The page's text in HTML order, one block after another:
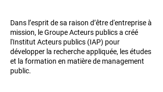
Dans l’esprit de sa raison d’être d'entreprise à
mission, le Groupe Acteurs publics a créé
l'Institut Acteurs publics (IAP) pour
développer la recherche appliquée, les études
et la formation en matière de management
public.